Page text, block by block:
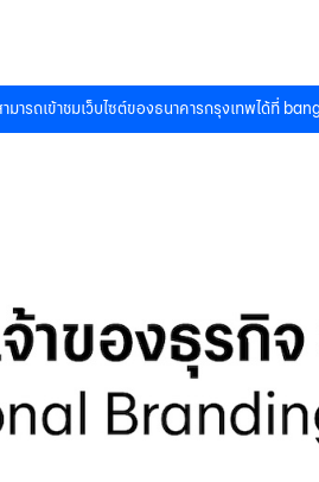
มารถเข้าชมเว็บไซต์ของธนาคารกรุงเทพได้ที่